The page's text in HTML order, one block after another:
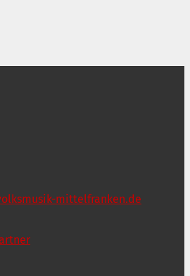
mittelfranken.de